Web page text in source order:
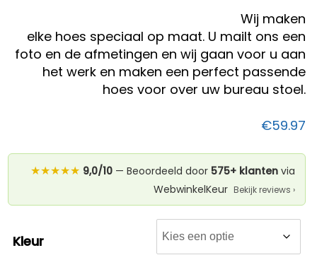
Wij maken
elke hoes speciaal op maat. U mailt ons een
foto en de afmetingen en wij gaan voor u aan
het werk en maken een perfect passende
hoes voor over uw bureau stoel.
€59.97
★★★★★ 9,0/10 — Beoordeeld door 575+ klanten via
WebwinkelKeur Bekijk reviews ›
Kleur